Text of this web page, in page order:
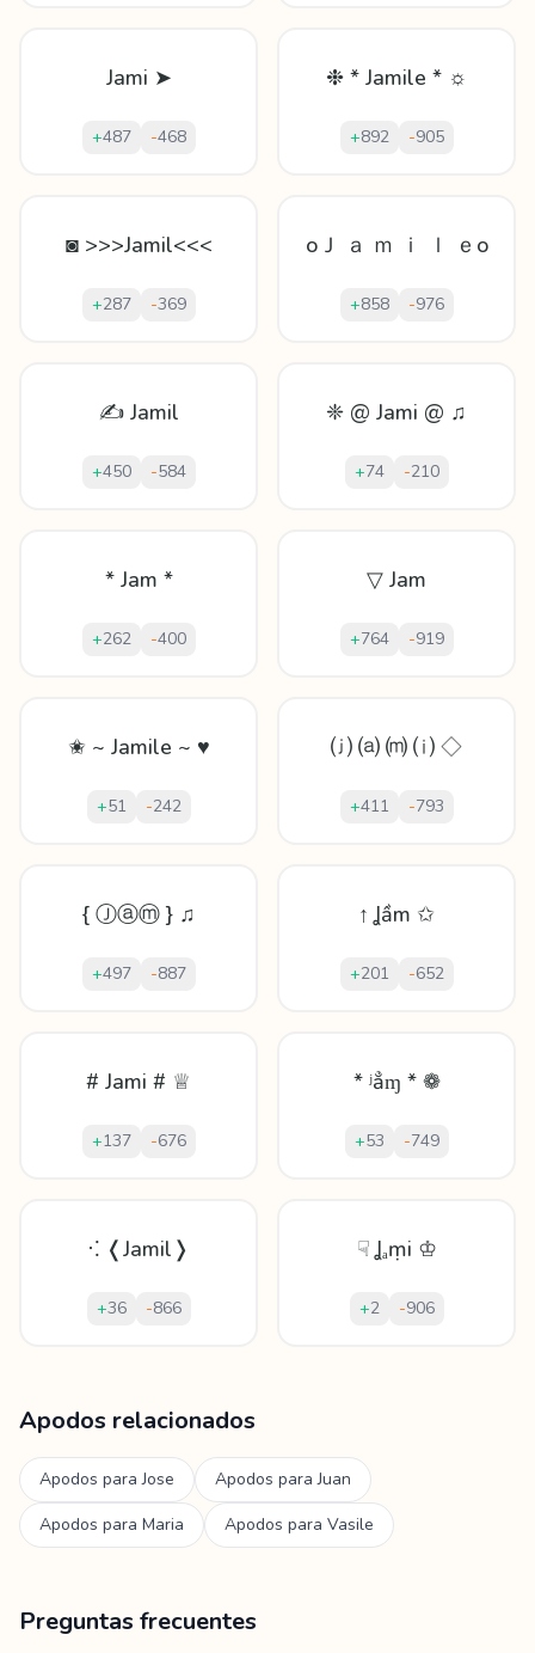
Jami ➤
+487 -468
❉ * Jamile * ☼
+892 -905
◙ >>>Jamil<<<
+287 -369
oＪ ａ ｍ ｉ ｌ ｅo
+858 -976
✍ Jamil
+450 -584
❈ @ Jami @ ♫
+74 -210
* Jam *
+262 -400
▽ Jam
+764 -919
✬ ~ Jamile ~ ♥
+51 -242
⒥ ⒜ ⒨ ⒤ ◇
+411 -793
{ Ⓙⓐⓜ } ♫
+497 -887
↑ Ʝầm ✩
+201 -652
# Jami # ♕
+137 -676
* ʲẳɱ * ❁
+53 -749
⁖ ❬Jamil❭
+36 -866
☟ Ʝₐṃі ♔
+2 -906
Apodos relacionados
Apodos paraJose Apodos paraJuan
Apodos para Maria Apodos para Vasile
Preguntas frecuentes